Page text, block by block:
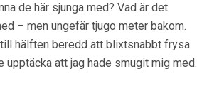
de här sjunga med? Vad är det
– men ungefär tjugo meter bakom.
hälften beredd att blixtsnabbt frysa
att jag hade smugit mig med.